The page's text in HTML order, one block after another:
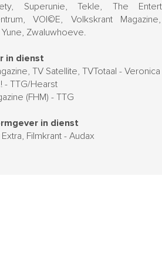
Superunie, Tekle, The
VOI©E, Volkskrant
Zwaluwhoeve.
in dienst
TV Satellite, TVTotaal -
- TTG/Hearst
(FHM) - TTG
in dienst
Filmkrant - Audax